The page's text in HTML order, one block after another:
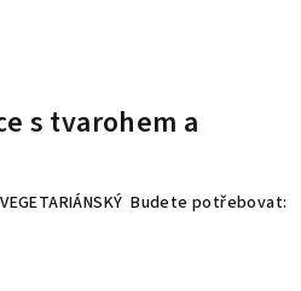
s tvarohem a
Budete potřebovat: